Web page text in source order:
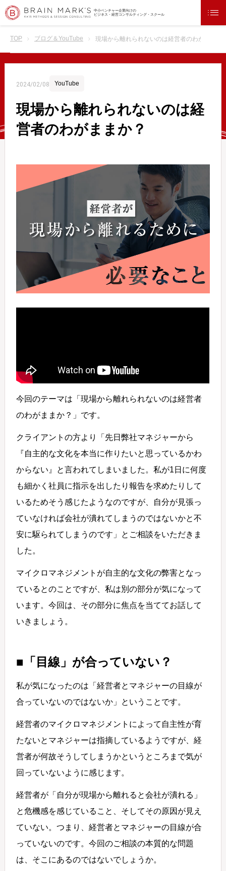
中小ベンチャー企業向けの
ビジネス・経営コンサルティング・スクール
TOP ブログ＆YouTube 現場から離れられないのは経営者のわがままか
2024/02/08 YouTube
現場から離れられないのは経
営者のわがままか？
今回のテーマは「現場から離れられないのは経営者
のわがままか？」です。
クライアントの方より「先日弊社マネジャーから
『自主的な文化を本当に作りたいと思っているかわ
からない』と言われてしまいました。私が1日に何度
も細かく社員に指示を出したり報告を求めたりして
いるためそう感じたようなのですが、自分が見張っ
ていなければ会社が潰れてしまうのではないかと不
安に駆られてしまうのです」とご相談をいただきま
した。
マイクロマネジメントが自主的な文化の弊害となっ
ているとのことですが、私は別の部分が気になって
います。今回は、その部分に焦点を当ててお話して
いきましょう。
■「目線」が合っていない？
私が気になったのは「経営者とマネジャーの目線が
合っていないのではないか」ということです。
経営者のマイクロマネジメントによって自主性が育
たないとマネジャーは指摘しているようですが、経
営者が何故そうしてしまうかというところまで気が
回っていないように感じます。
経営者が「自分が現場から離れると会社が潰れる」
と危機感を感じていること、そしてその原因が見え
ていない。つまり、経営者とマネジャーの目線が合
っていないのです。今回のご相談の本質的な問題
は、そこにあるのではないでしょうか。